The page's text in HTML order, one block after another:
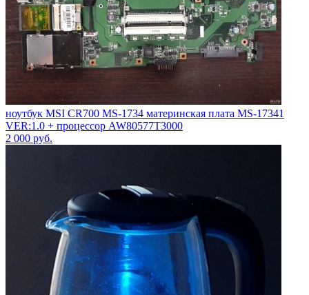
ноутбук MSI CR700 MS-1734 материнская плата MS-17341
VER:1.0 + процессор AW80577T3000
2 000 руб.